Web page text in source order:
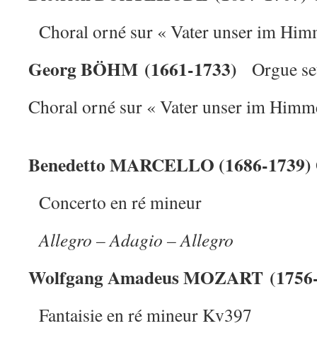
Choral orné sur « Vater unser im
Georg BÖHM (1661-1733)
Orgue
Choral orné sur « Vater unser im
Benedetto MARCELLO (1686-1739)
Concerto en ré mineur
Allegro – Adagio – Allegro
Wolfgang Amadeus MOZART
Fantaisie en ré mineur Kv397